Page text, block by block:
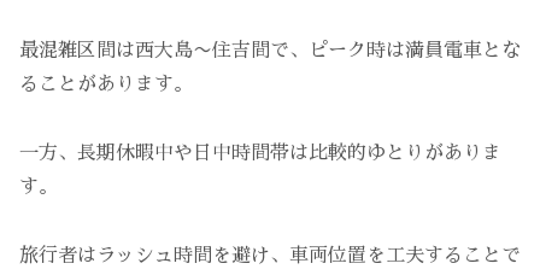
最混雑区間は西大島〜住吉間で、ピーク時は満員電車とな
ることがあります。
一方、長期休暇中や日中時間帯は比較的ゆとりがありま
す。
旅行者はラッシュ時間を避け、車両位置を工夫することで